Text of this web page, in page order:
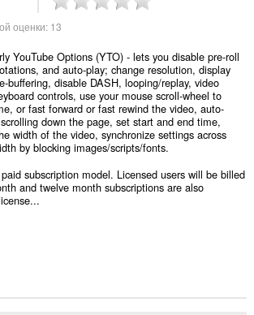
оценки: 13
YouTube Options (YTO) - lets you disable pre-roll
and auto-play; change resolution, display
buffering, disable DASH, looping/replay, video
controls, use your mouse scroll-wheel to
or fast forward or fast rewind the video, auto-
down the page, set start and end time,
width of the video, synchronize settings across
by blocking images/scripts/fonts.
subscription model. Licensed users will be billed
and twelve month subscriptions are also